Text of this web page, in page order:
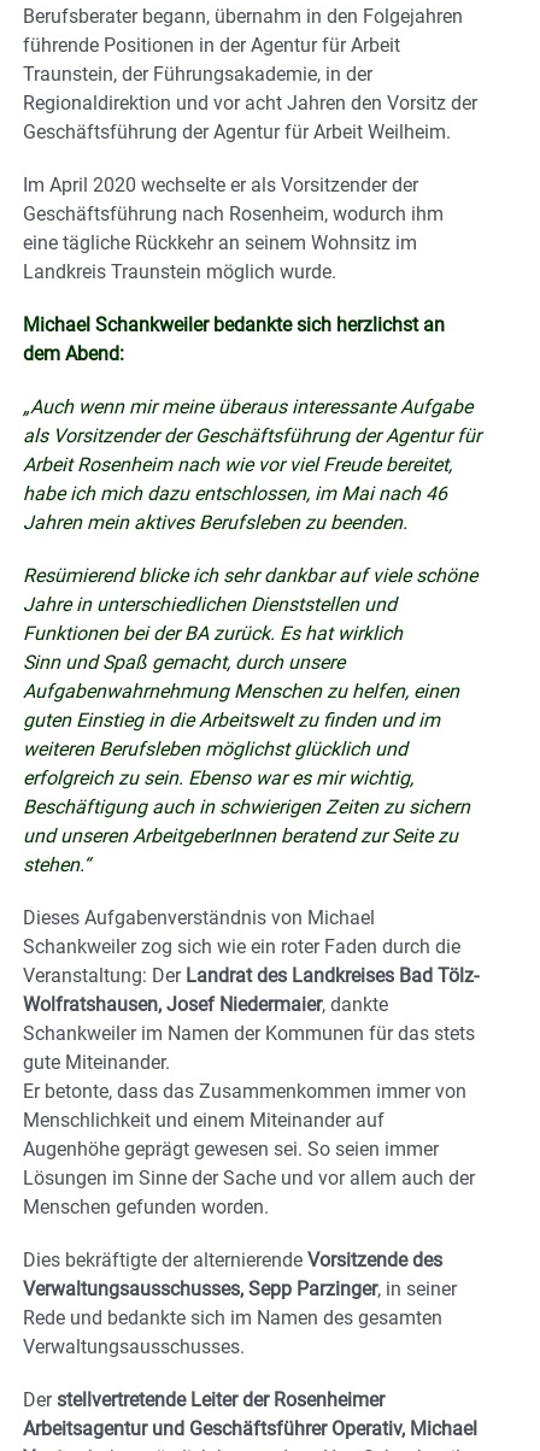
Berufsberater begann, übernahm in den Folgejahren
führende Positionen in der Agentur für Arbeit
Traunstein, der Führungsakademie, in der
Regionaldirektion und vor acht Jahren den Vorsitz der
Geschäftsführung der Agentur für Arbeit Weilheim.
Im April 2020 wechselte er als Vorsitzender der
Geschäftsführung nach Rosenheim, wodurch ihm
eine tägliche Rückkehr an seinem Wohnsitz im
Landkreis Traunstein möglich wurde.
Michael Schankweiler bedankte sich herzlichst an
dem Abend:
„Auch wenn mir meine überaus interessante Aufgabe
als Vorsitzender der Geschäftsführung der Agentur für
Arbeit Rosenheim nach wie vor viel Freude bereitet,
habe ich mich dazu entschlossen, im Mai nach 46
Jahren mein aktives Berufsleben zu beenden.
Resümierend blicke ich sehr dankbar auf viele schöne
Jahre in unterschiedlichen Dienststellen und
Funktionen bei der BA zurück. Es hat wirklich
Sinn und Spaß gemacht, durch unsere
Aufgabenwahrnehmung Menschen zu helfen, einen
guten Einstieg in die Arbeitswelt zu finden und im
weiteren Berufsleben möglichst glücklich und
erfolgreich zu sein. Ebenso war es mir wichtig,
Beschäftigung auch in schwierigen Zeiten zu sichern
und unseren ArbeitgeberInnen beratend zur Seite zu
stehen.“
Dieses Aufgabenverständnis von Michael
Schankweiler zog sich wie ein roter Faden durch die
Veranstaltung: Der Landrat des Landkreises Bad Tölz-
Wolfratshausen, Josef Niedermaier, dankte
Schankweiler im Namen der Kommunen für das stets
gute Miteinander.
Er betonte, dass das Zusammenkommen immer von
Menschlichkeit und einem Miteinander auf
Augenhöhe geprägt gewesen sei. So seien immer
Lösungen im Sinne der Sache und vor allem auch der
Menschen gefunden worden.
Dies bekräftigte der alternierende Vorsitzende des
Verwaltungsausschusses, Sepp Parzinger, in seiner
Rede und bedankte sich im Namen des gesamten
Verwaltungsausschusses.
Der stellvertretende Leiter der Rosenheimer
Arbeitsagentur und Geschäftsführer Operativ, Michael